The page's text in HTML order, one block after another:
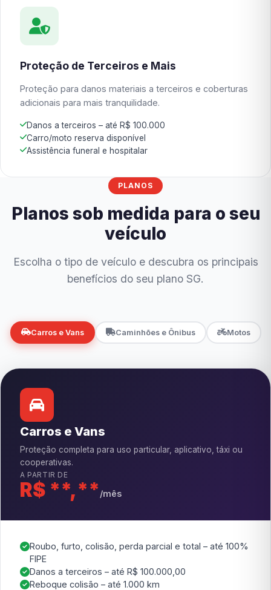
Proteção de Terceiros e Mais
Proteção para danos materiais a terceiros e coberturas
adicionais para mais tranquilidade.
Danos a terceiros – até R$ 100.000
Carro/moto reserva disponível
Assistência funeral e hospitalar
PLANOS
Planos sob medida para o seu
veículo
Escolha o tipo de veículo e descubra os principais
benefícios do seu plano SG.
Carros e Vans Caminhões e Ônibus Motos
Carros e Vans
Proteção completa para uso particular, aplicativo, táxi ou
cooperativas.
A PARTIR DE
R$ **,** /mês
Roubo, furto, colisão, perda parcial e total – até 100%
FIPE
Danos a terceiros – até R$ 100.000,00
Reboque colisão – até 1.000 km